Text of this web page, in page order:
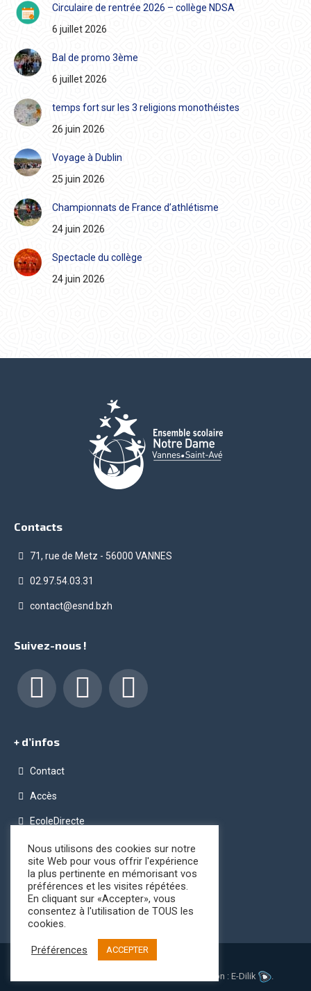
Circulaire de rentrée 2026 – collège NDSA
6 juillet 2026
Bal de promo 3ème
6 juillet 2026
temps fort sur les 3 religions monothéistes
26 juin 2026
Voyage à Dublin
25 juin 2026
Championnats de France d’athlétisme
24 juin 2026
Spectacle du collège
24 juin 2026
Contacts
71, rue de Metz - 56000 VANNES
02.97.54.03.31
contact@esnd.bzh
Suivez-nous !
Facebook LinkedIn Instagram
+ d’infos
Contact
Accès
EcoleDirecte
Programme OPC (Ordinateur Pour Chacun)
Conditions générales de vente
Registre public d’accessibilité
Mentions légales
© - Ensemble Scolaire Notre Dame. Réalisation : E-Dilik .
Nous utilisons des cookies sur notre
site Web pour vous offrir l'expérience
la plus pertinente en mémorisant vos
préférences et les visites répétées.
En cliquant sur «Accepter», vous
consentez à l'utilisation de TOUS les
cookies.
Préférences ACCEPTER